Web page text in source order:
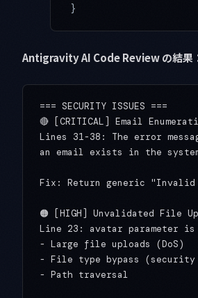
}
Antigravity AI Code Review の結果
=== SECURITY ISSUES ===
🔴 [CRITICAL] Email
Lines 31-38: The error
an email exists in the
Fix: Return generic
🟠 [HIGH] Unvalidated File
Line 23: avatar parameter
- Large file uploads (DoS)
- File type bypass
- Path traversal